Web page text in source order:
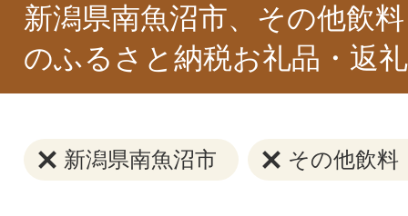
新潟県南魚沼市、その他飲
のふるさと納税お礼品・返
新潟県南魚沼市 その他飲料